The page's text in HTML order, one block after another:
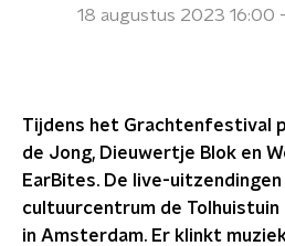
18 augustus 2023 16:00
Tijdens het Grachtenfestival
de Jong, Dieuwertje Blok en
EarBites. De live-
cultuurcentrum de Tolhuistuin
in Amsterdam. Er klinkt